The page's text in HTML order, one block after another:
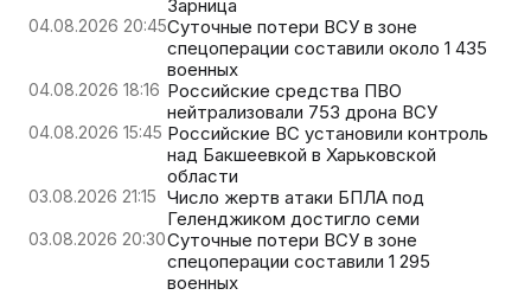
Зарница
04.08.2026 20:45Суточные потери ВСУ в зоне
спецоперации составили около 1 435
военных
04.08.2026 18:16 Российские средства ПВО
нейтрализовали 753 дрона ВСУ
04.08.2026 15:45 Российские ВС установили контроль
над Бакшеевкой в Харьковской
области
03.08.2026 21:15 Число жертв атаки БПЛА под
Геленджиком достигло семи
03.08.2026 20:30Суточные потери ВСУ в зоне
спецоперации составили 1 295
военных